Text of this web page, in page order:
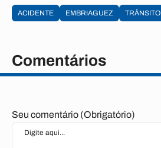
ACIDENTE EMBRIAGUEZ TRÂNSITO
Comentários
Seu comentário (Obrigatório)